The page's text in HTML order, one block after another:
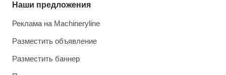
Наши предложения
Реклама на Machineryline
Разместить объявление
Разместить баннер